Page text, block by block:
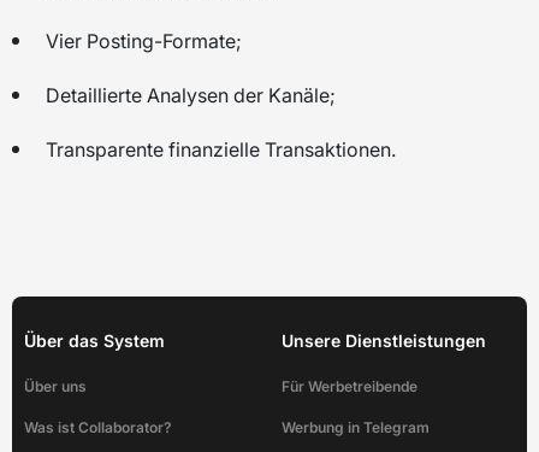
Vier Posting-Formate;
Detaillierte Analysen der Kanäle;
Transparente finanzielle Transaktionen.
Über das System
Über uns
Was ist Collaborator?
Unsere Dienstleistungen
Für Werbetreibende
Werbung in Telegram